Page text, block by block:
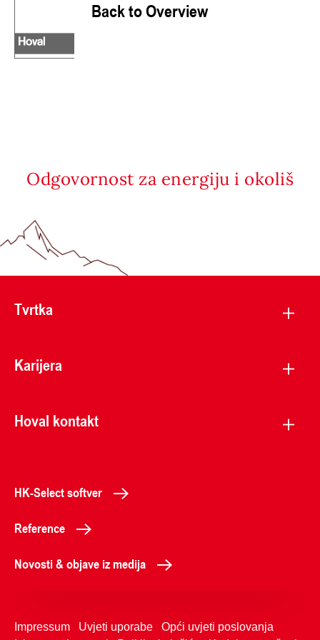
Back to Overview
Odgovornost za energiju i okoliš
Tvrtka
Karijera
Hoval kontakt
HK-Select softver
Reference
Novosti & objave iz medija
Impressum Uvjeti uporabe
Opći uvjeti poslovanja